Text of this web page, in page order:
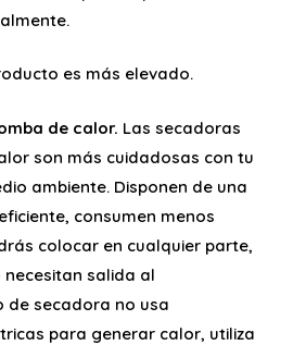
es más elevado.
de calor. Las secadoras
son más cuidadosas con tu
ambiente. Disponen de una
consumen menos
colocar en cualquier parte,
salida al
de secadora no usa
para generar calor, utiliza